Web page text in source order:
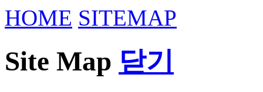
HOME SITEMAP
Site Map 닫기